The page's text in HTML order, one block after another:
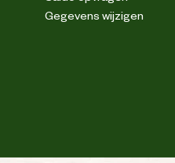
Gegevens wijzigen